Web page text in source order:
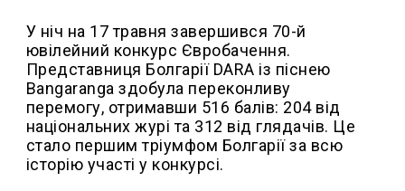
У ніч на 17 травня завершився 70-й
ювілейний конкурс Євробачення.
Представниця Болгарії DARA із піснею
Bangaranga здобула переконливу
перемогу, отримавши 516 балів: 204 від
національних журі та 312 від глядачів. Це
стало першим тріумфом Болгарії за всю
історію участі у конкурсі.